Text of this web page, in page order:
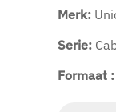
Merk:
Serie:
Formaat :